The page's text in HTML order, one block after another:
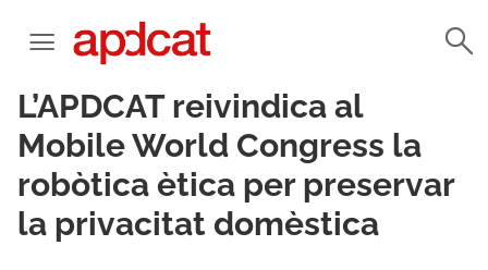
L’APDCAT reivindica al
Mobile World Congress la
robòtica ètica per preservar
la privacitat domèstica